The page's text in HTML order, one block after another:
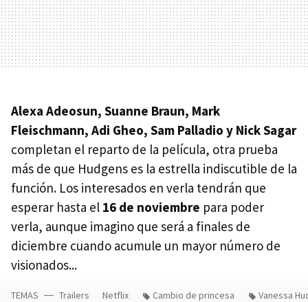
Alexa Adeosun, Suanne Braun, Mark
Fleischmann, Adi Gheo, Sam Palladio y Nick Sagar
completan el reparto de la película, otra prueba
más de que Hudgens es la estrella indiscutible de la
función. Los interesados en verla tendrán que
esperar hasta el 16 de noviembre para poder
verla, aunque imagino que será a finales de
diciembre cuando acumule un mayor número de
visionados...
TEMAS Trailers Netflix Cambio de princesa Vanessa